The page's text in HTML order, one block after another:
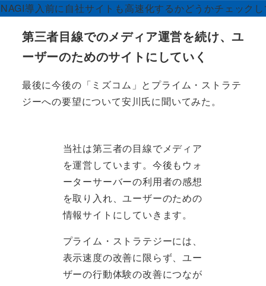
導入前に自社サイトも高速化するかどうかチェック
第三者目線でのメディア運営を続け、ユ
ーザーのためのサイトにしていく
最後に今後の「ミズコム」とプライム・ストラテ
ジーへの要望について安川氏に聞いてみた。
当社は第三者の目線でメディア
を運営しています。今後もウォ
ーターサーバーの利用者の感想
を取り入れ、ユーザーのための
情報サイトにしていきます。
プライム・ストラテジーには、
表示速度の改善に限らず、ユー
ザーの行動体験の改善につなが